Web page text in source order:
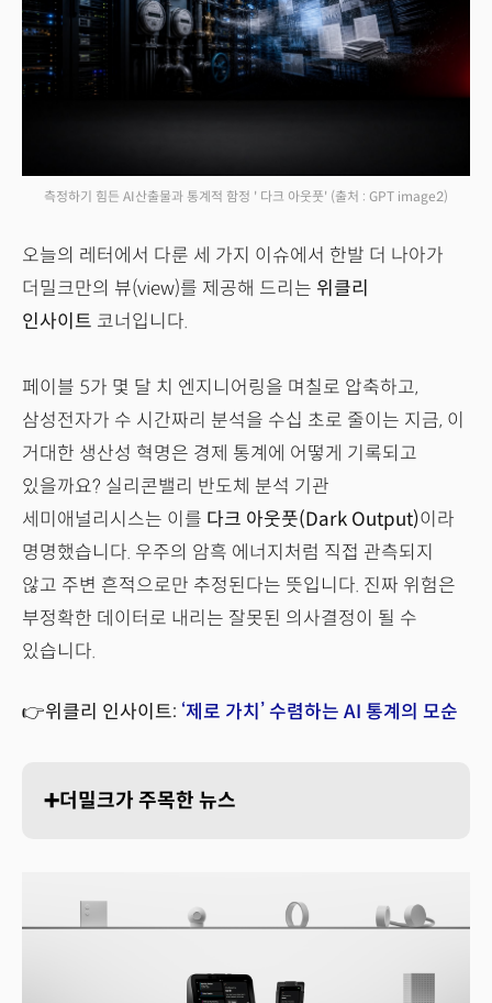
측정하기 힘든 AI산출물과 통계적 함정 ' 다크 아웃풋' (출처 : GPT image2)
오늘의 레터에서 다룬 세 가지 이슈에서 한발 더 나아가
더밀크만의 뷰(view)를 제공해 드리는 위클리
인사이트 코너입니다.
페이블 5가 몇 달 치 엔지니어링을 며칠로 압축하고,
삼성전자가 수 시간짜리 분석을 수십 초로 줄이는 지금, 이
거대한 생산성 혁명은 경제 통계에 어떻게 기록되고
있을까요? 실리콘밸리 반도체 분석 기관
세미애널리시스는 이를 다크 아웃풋(Dark Output)이라
명명했습니다. 우주의 암흑 에너지처럼 직접 관측되지
않고 주변 흔적으로만 추정된다는 뜻입니다. 진짜 위험은
부정확한 데이터로 내리는 잘못된 의사결정이 될 수
있습니다.
👉위클리 인사이트: ‘제로 가치’ 수렴하는 AI 통계의 모순
➕더밀크가 주목한 뉴스